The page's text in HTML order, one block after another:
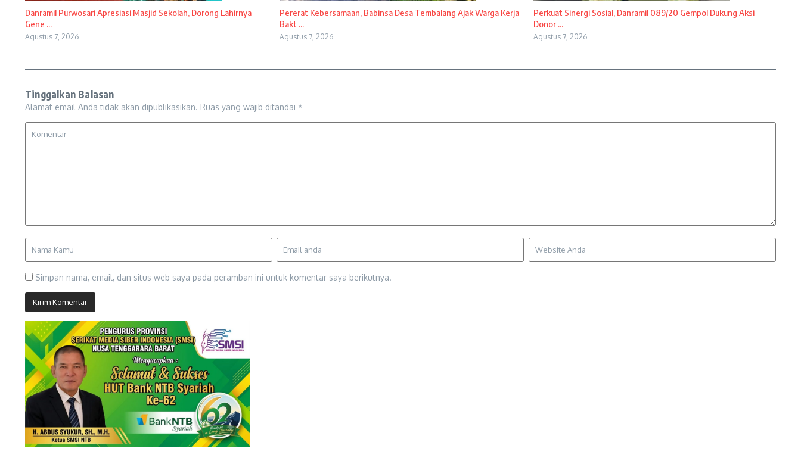
Danramil Purwosari Apresiasi Masjid Sekolah, Dorong Lahirnya
Gene ...
Agustus 7, 2026
Pererat Kebersamaan, Babinsa Desa Tembalang Ajak Warga Kerja
Bakt ...
Agustus 7, 2026
Perkuat Sinergi Sosial, Danramil 089/20 Gempol Dukung Aksi
Donor ...
Agustus 7, 2026
Tinggalkan Balasan
Alamat email Anda tidak akan dipublikasikan. Ruas yang wajib ditandai *
Simpan nama, email, dan situs web saya pada peramban ini untuk komentar saya berikutnya.